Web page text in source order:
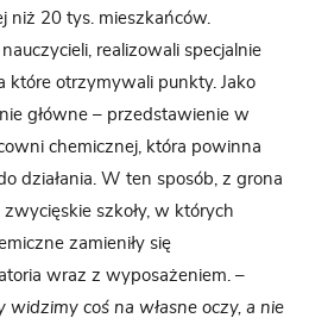
niż 20 tys. mieszkańców.
realizowali specjalnie
które otrzymywali punkty. Jako
główne – przedstawienie w
chemicznej, która powinna
działania. W ten sposób, z grona
szkoły, w których
zamieniły się
wraz z wyposażeniem. –
widzimy coś na własne oczy, a nie